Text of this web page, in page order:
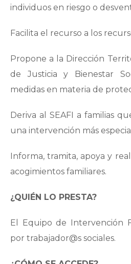
individuos en riesgo o
Facilita el recurso a los
Propone a la Dirección
de Justicia y Bienestar
medidas en materia de
Deriva al SEAFI a familias
una intervención más
Informa, tramita, apoya y
acogimientos familiares.
¿QUIÉN LO PRESTA?
El Equipo de Intervención
por trabajador@s sociales.